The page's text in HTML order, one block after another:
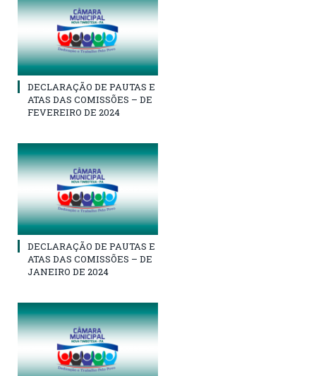
DECLARAÇÃO DE PAUTAS E
ATAS DAS COMISSÕES – DE
FEVEREIRO DE 2024
DECLARAÇÃO DE PAUTAS E
ATAS DAS COMISSÕES – DE
JANEIRO DE 2024